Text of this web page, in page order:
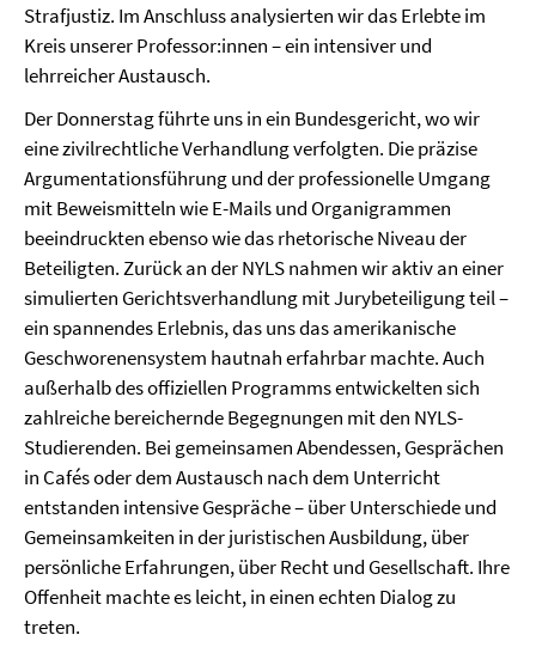
Strafjustiz. Im Anschluss analysierten wir das Erlebte im
Kreis unserer Professor:innen – ein intensiver und
lehrreicher Austausch.
Der Donnerstag führte uns in ein Bundesgericht, wo wir
eine zivilrechtliche Verhandlung verfolgten. Die präzise
Argumentationsführung und der professionelle Umgang
mit Beweismitteln wie E-Mails und Organigrammen
beeindruckten ebenso wie das rhetorische Niveau der
Beteiligten. Zurück an der NYLS nahmen wir aktiv an einer
simulierten Gerichtsverhandlung mit Jurybeteiligung teil –
ein spannendes Erlebnis, das uns das amerikanische
Geschworenensystem hautnah erfahrbar machte. Auch
außerhalb des offiziellen Programms entwickelten sich
zahlreiche bereichernde Begegnungen mit den NYLS-
Studierenden. Bei gemeinsamen Abendessen, Gesprächen
in Cafés oder dem Austausch nach dem Unterricht
entstanden intensive Gespräche – über Unterschiede und
Gemeinsamkeiten in der juristischen Ausbildung, über
persönliche Erfahrungen, über Recht und Gesellschaft. Ihre
Offenheit machte es leicht, in einen echten Dialog zu
treten.